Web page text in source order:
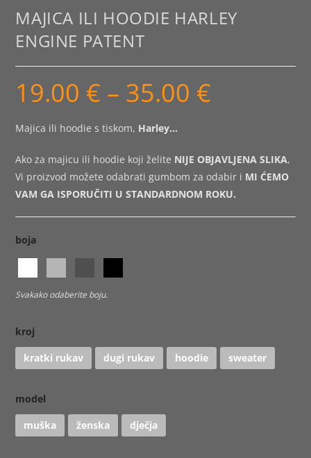
MAJICA ILI HOODIE HARLEY
ENGINE PATENT
19.00 € – 35.00 €
Majica ili hoodie s tiskom, Harley…
Ako za majicu ili hoodie koji želite NIJE OBJAVLJENA SLIKA,
Vi proizvod možete odabrati gumbom za odabir i MI ĆEMO
VAM GA ISPORUČITI U STANDARDNOM ROKU.
boja
Svakako odaberite boju.
kroj
kratki rukav
dugi rukav hoodie sweater
model
muška
ženska dječja